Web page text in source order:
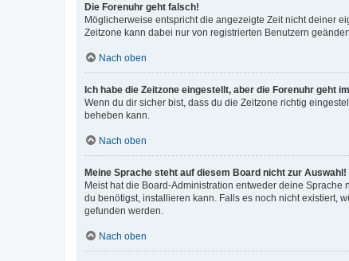
Die Forenuhr geht falsch!
Möglicherweise entspricht die angezeigte Zeit nicht deiner
Zeitzone kann dabei nur von registrierten Benutzern
Nach oben
Ich habe die Zeitzone eingestellt, aber die Forenuhr geht
Wenn du dir sicher bist, dass du die Zeitzone richtig
beheben kann.
Nach oben
Meine Sprache steht auf diesem Board nicht zur Auswahl!
Meist hat die Board-Administration entweder deine
du benötigst, installieren kann. Falls es noch nicht existiert,
gefunden werden.
Nach oben